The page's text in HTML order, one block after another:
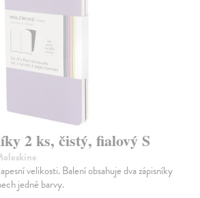
2 ks, čistý, fialový S
velikosti. Balení obsahuje dva zápisníky
jedné barvy.